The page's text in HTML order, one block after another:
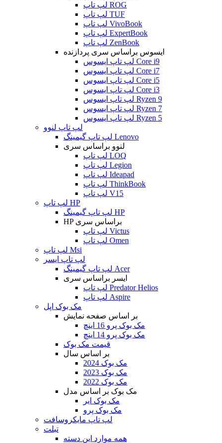
لپ تاپ ROG
لپ تاپ TUF
لپ تاپ VivoBook
لپ تاپ ExpertBook
لپ تاپ ZenBook
ایسوس براساس سری پردازنده
لپ تاپ ایسوس Core i9
لپ تاپ ایسوس Core i7
لپ تاپ ایسوس Core i5
لپ تاپ ایسوس Core i3
لپ تاپ ایسوس Ryzen 9
لپ تاپ ایسوس Ryzen 7
لپ تاپ ایسوس Ryzen 5
لپ تاپ لنوو
لپ تاپ گیمینگ Lenovo
لنوو براساس سری
لپ تاپ LOQ
لپ تاپ Legion
لپ تاپ Ideapad
لپ تاپ ThinkBook
لپ تاپ V15
لپ تاپ HP
لپ تاپ گیمینگ HP
HP براساس سری
لپ تاپ Victus
لپ تاپ Omen
لپ تاپ Msi
لپ تاپ ایسر
لپ تاپ گیمینگ Acer
ایسر براساس سری
لپ تاپ Predator Helios
لپ تاپ Aspire
مک بوک اپل
بر اساس صفحه نمایش
مک بوک پرو 16 اینچ
مک بوک پرو 14 اینچ
قیمت مک بوک
بر اساس سال
مک بوک 2024
مک بوک 2023
مک بوک 2022
مک بوک بر اساس مدل
مک بوک ایر
مک بوک پرو
لپ تاپ مایکروسافت
تبلت
همه موارد این دسته